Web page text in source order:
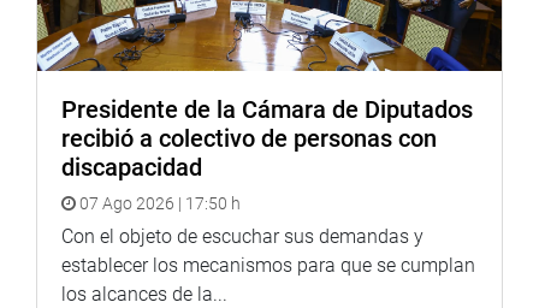
OFICINA DE COMUNICACIONES E IMAGEN
INSTITUCIONAL
Presidente de la Cámara de Diputados
recibió a colectivo de personas con
discapacidad
07 Ago 2026 | 17:50 h
Con el objeto de escuchar sus demandas y
establecer los mecanismos para que se cumplan
los alcances de la...